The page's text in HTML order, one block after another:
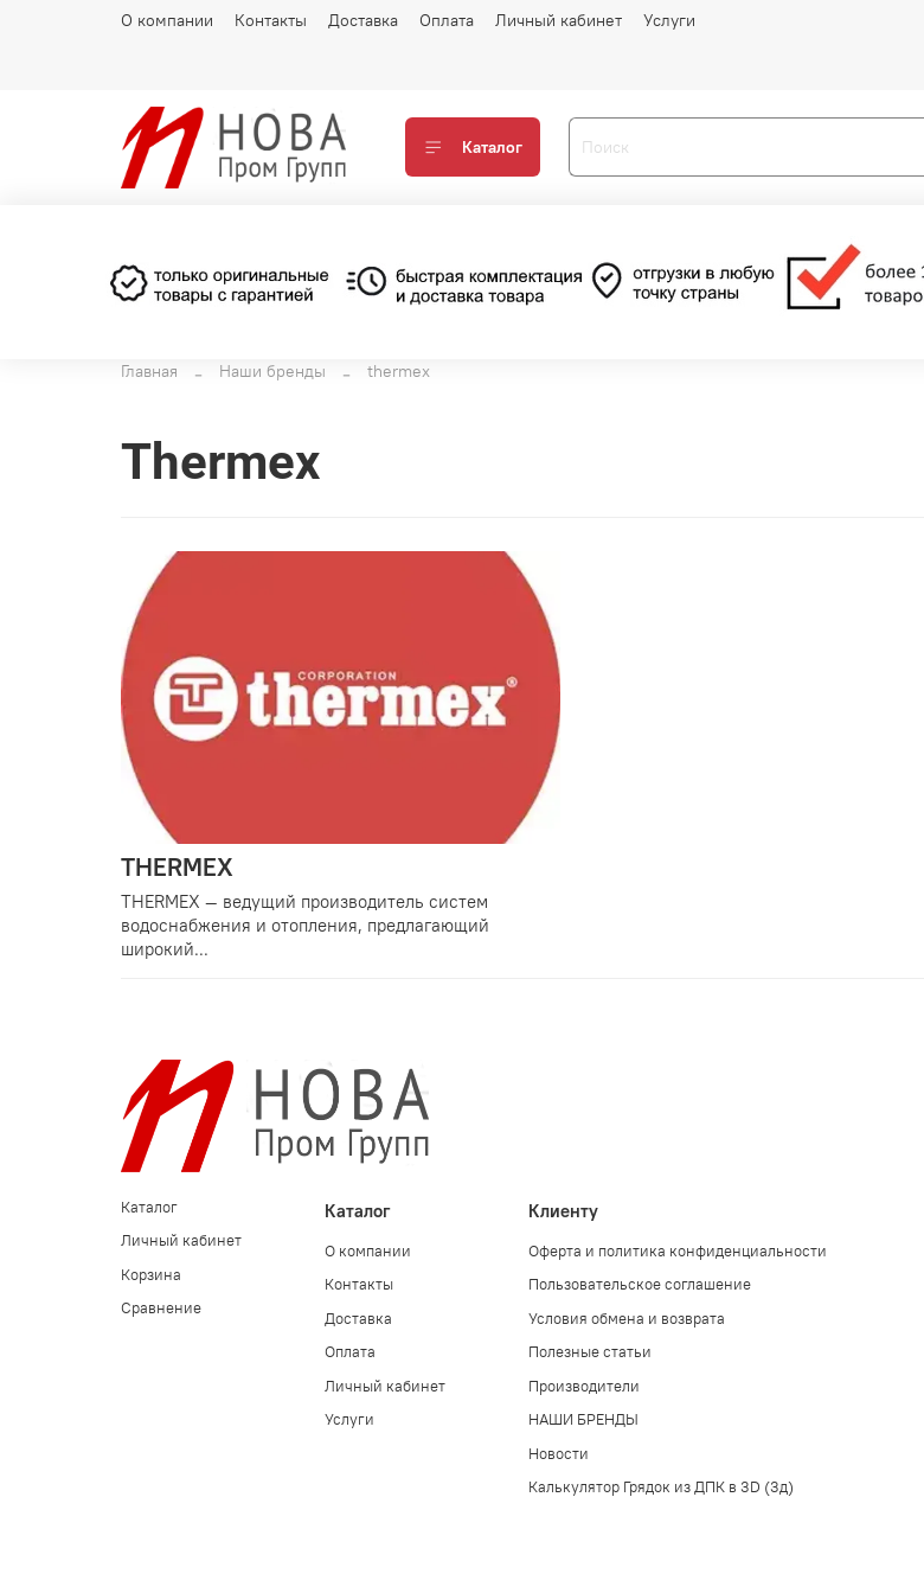
О компании Контакты Доставка Оплата Личный кабинет Услуги
Каталог
Главная Наши бренды thermex
thermex
THERMEX
THERMEX — ведущий производитель систем
водоснабжения и отопления, предлагающий
широкий...
Каталог
Личный кабинет
Корзина
Сравнение
Каталог
О компании
Контакты
Доставка
Оплата
Личный кабинет
Услуги
Клиенту
Оферта и политика конфиденциальности
Пользовательское соглашение
Условия обмена и возврата
Полезные статьи
Производители
НАШИ БРЕНДЫ
Новости
Калькулятор Грядок из ДПК в 3D (3д)